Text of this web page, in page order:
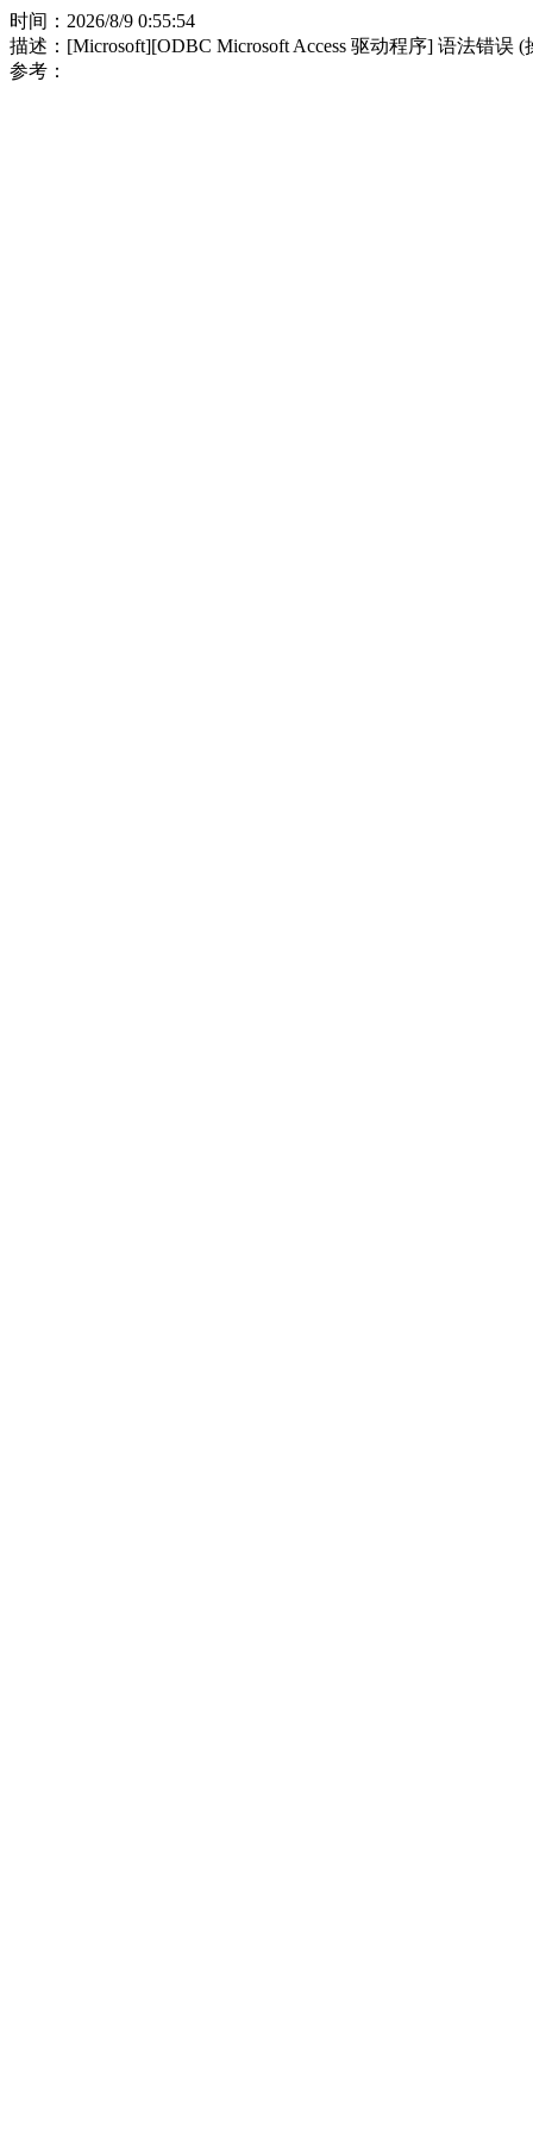
时间：2026/8/9 0:55:54
描述：[Microsoft][ODBC Microsoft Access 驱动程序] 语法错误
参考：